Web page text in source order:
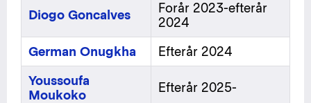
Diogo Goncalves
Forår 2023-efterår
2024
German Onugkha
Efterår 2024
Youssoufa
Moukoko
Efterår 2025-